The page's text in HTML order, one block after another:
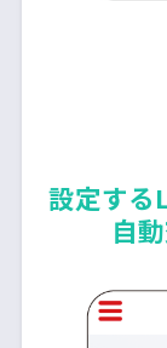
設定する
自